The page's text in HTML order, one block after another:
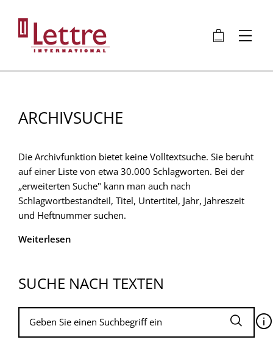
Inhalt
🛍 ⋮
ARCHIVSUCHE
Die Archivfunktion bietet keine Volltextsuche. Sie beruht
auf einer Liste von etwa 30.000 Schlagworten. Bei der
„erweiterten Suche" kann man auch nach
Schlagwortbestandteil, Titel, Untertitel, Jahr, Jahreszeit
und Heftnummer suchen.
Weiterlesen
SUCHE NACH TEXTEN
🛈